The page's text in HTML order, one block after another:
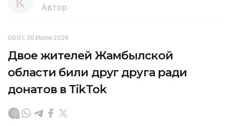
Автор
06:01, 30 Июля 2026
Двое жителей Жамбылской
области били друг друга ради
донатов в TikTok